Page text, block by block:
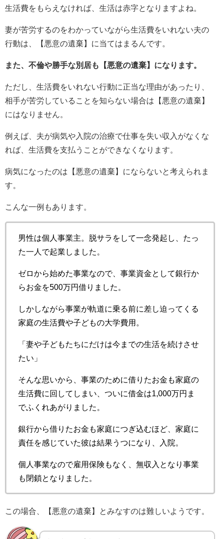
生活費をもらえなければ、生活は赤字となりますよね。
妻が苦労するのをわかっていながら生活費をいれない夫の
行動は、【悪意の遺棄】に当てはまるんです。
また、不倫や勝手な別居も【悪意の遺棄】になります。
ただし、生活費をいれない行動に正当な理由があったり、
相手が苦労していることを知らない場合は【悪意の遺棄】
にはなりません。
例えば、夫が病気や入院の治療で仕事を失い収入がなくな
れば、生活費を支払うことができなくなります。
病気になったのは【悪意の遺棄】にならないと考えられま
す。
こんな一例もあります。
男性は個人事業主。脱サラをして一念発起し、たっ
た一人で起業しました。
ゼロから始めた事業なので、事業資金として銀行か
らお金を500万円借りました。
しかしながら事業が軌道に乗る前に差し迫ってくる
家庭の生活費や子どもの大学費用。
「妻や子どもたちにだけは今までの生活を続けさせ
たい」
そんな思いから、事業のために借りたお金も家庭の
生活費に回してしまい、ついに借金は1,000万円ま
でふくれあがりました。
銀行から借りたお金も家庭につぎ込むほど、家庭に
責任を感じていた彼は結果うつになり、入院。
個人事業なので雇用保険もなく、無収入となり事業
も閉鎖となりました。
この場合、【悪意の遺棄】とみなすのは難しいようです。